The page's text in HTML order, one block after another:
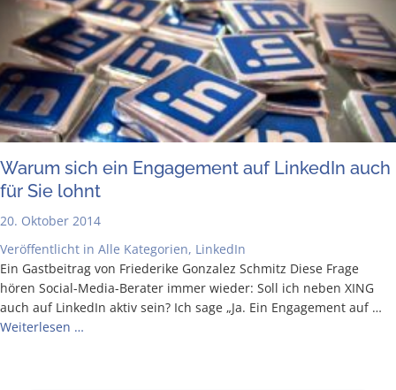
War­um sich ein Enga­ge­ment auf Lin­ke­dIn auch
für Sie lohnt
20. Oktober 2014
Veröffentlicht in Alle Kategorien, LinkedIn
Ein Gast­bei­trag von Frie­de­ri­ke Gon­za­lez Schmitz Die­se Fra­ge
hören Social-Media-Bera­­ter immer wie­der: Soll ich neben XING
auch auf Lin­ke­dIn aktiv sein? Ich sage „Ja. Ein Enga­ge­ment auf …
Wei­ter­le­sen …